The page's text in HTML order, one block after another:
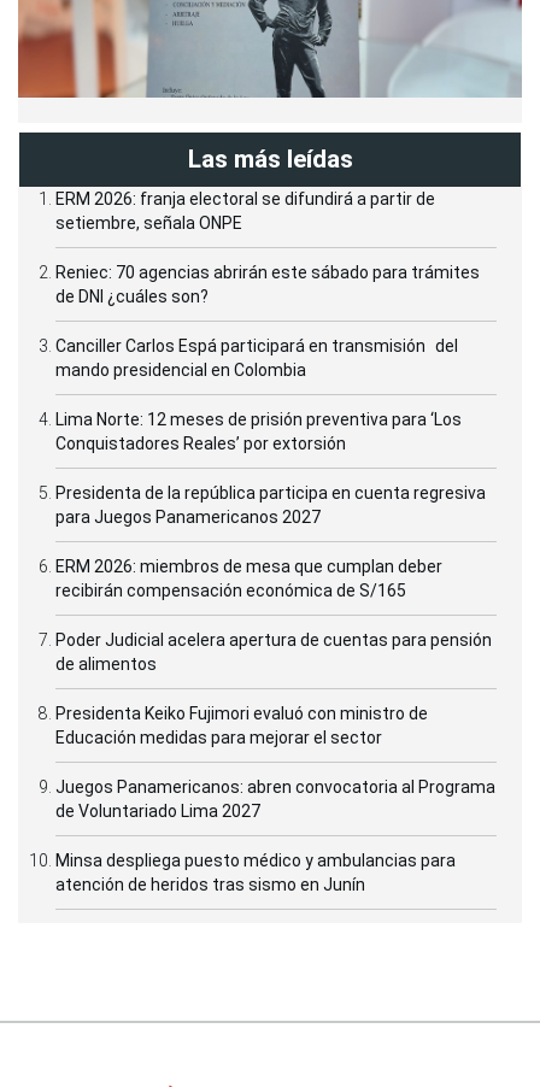
Las más leídas
ERM 2026: franja electoral se difundirá a partir de
setiembre, señala ONPE
Reniec: 70 agencias abrirán este sábado para trámites
de DNI ¿cuáles son?
Canciller Carlos Espá participará en transmisión del
mando presidencial en Colombia
Lima Norte: 12 meses de prisión preventiva para ‘Los
Conquistadores Reales’ por extorsión
Presidenta de la república participa en cuenta regresiva
para Juegos Panamericanos 2027
ERM 2026: miembros de mesa que cumplan deber
recibirán compensación económica de S/165
Poder Judicial acelera apertura de cuentas para pensión
de alimentos
Presidenta Keiko Fujimori evaluó con ministro de
Educación medidas para mejorar el sector
Juegos Panamericanos: abren convocatoria al Programa
de Voluntariado Lima 2027
Minsa despliega puesto médico y ambulancias para
atención de heridos tras sismo en Junín